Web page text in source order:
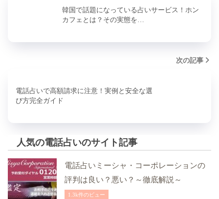
韓国で話題になっている占いサービス！ホン
カフェとは？その実態を…
次の記事
電話占いで高額請求に注意！実例と安全な選
び方完全ガイド
人気の電話占いのサイト記事
電話占いミーシャ・コーポレーションの
評判は良い？悪い？～徹底解説～
1.3k件のビュー